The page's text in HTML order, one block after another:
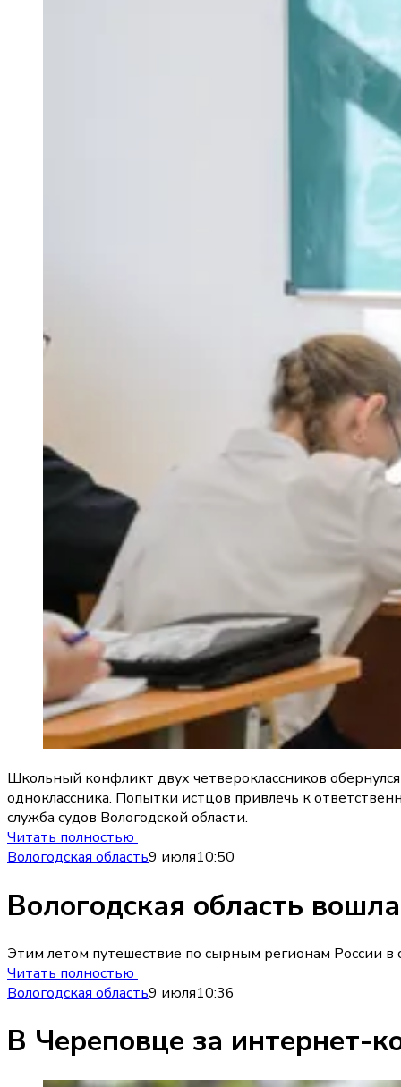
Школьный конфликт двух четвероклассников
одноклассника. Попытки истцов привлечь к
служба судов Вологодской области.
Читать полностью
Вологодская область9 июля10:50
Вологодская область
Этим летом путешествие по сырным регионам России в
Читать полностью
Вологодская область9 июля10:36
В Череповце за интернет-